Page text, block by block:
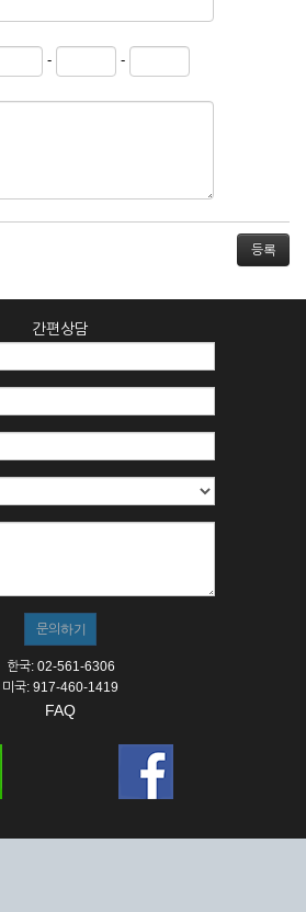
비스 이용 희망자가 본 약관에 동의한
성립하며, 회사는 신청자의 실명 확인 절
는 변경할 수 없으며, 회원 1인당 한 개
득이한 경우로 인해 변경하고자 하는 경
으며, 실명으로 등록하지 않은 자의 일
재하여 신청할 경우
용자가 신청할 경우
방해하거나, 정보를 도용한 경우
는 부정한 용도로 본 서비스를 이용할
승낙 없이 전재, 변조, 복사하여 이용하
반 사항을 위반하며 신청하는 경우
및 중지)
고장, 기술적인 이유, 국가비상사태, 정
는 사전 공지나 예고 없이 서비스의 전
또는 영구적으로 중지할 수 있습니다.
제공할 수 없는 합당한 사유가 발생한
3항의 사유로 서비스의 제공이 일시적
- -
간편상담
한국: 02-561-6306
미국: 917-460-1419
FAQ